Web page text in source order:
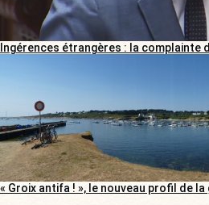
Ingérences étrangères : la complainte
« Groix antifa ! », le nouveau profil de